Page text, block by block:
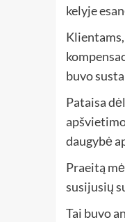
kelyje
buvo
Pataisa
daugybė
Praeitą
susijusių
Tai buvo